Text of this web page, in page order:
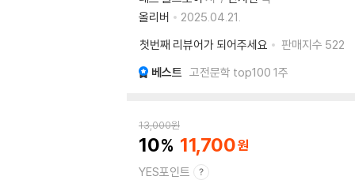
올리버
2025.04.21.
첫번째 리뷰어가 되어주세요
판매지수 522
베스트 고전문학 top100 1주
13,000원
10 11,700
YES포인트